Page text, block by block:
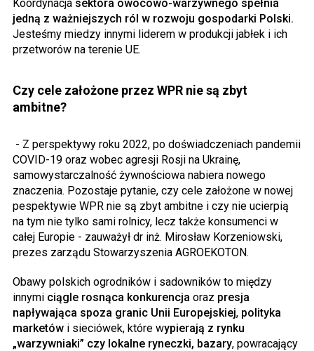
Koordynacja sektora owocowo-warzywnego spełnia
jedną z ważniejszych ról w rozwoju gospodarki Polski.
Jesteśmy miedzy innymi liderem w produkcji jabłek i ich
przetworów na terenie UE.
Czy cele założone przez WPR nie są zbyt
ambitne?
- Z perspektywy roku 2022, po doświadczeniach pandemii
COVID-19 oraz wobec agresji Rosji na Ukrainę,
samowystarczalność żywnościowa nabiera nowego
znaczenia. Pozostaje pytanie, czy cele założone w nowej
pespektywie WPR nie są zbyt ambitne i czy nie ucierpią
na tym nie tylko sami rolnicy, lecz także konsumenci w
całej Europie - zauważył dr inż. Mirosław Korzeniowski,
prezes zarządu Stowarzyszenia AGROEKOTON.
Obawy polskich ogrodników i sadowników to między
innymi ciągle rosnąca konkurencja oraz presja
napływająca spoza granic Unii Europejskiej, polityka
marketów i sieciówek, które wypierają z rynku
„warzywniaki” czy lokalne ryneczki, bazary, powracający